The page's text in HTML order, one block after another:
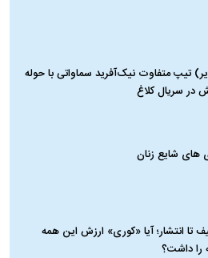
تیپ متفاوت نیک‌آفرید سماواتی با حوله
در سریال کلاغ
های شایع زنان
تا انتشار؛ آیا «کوری» ارزش این همه
را داشت؟